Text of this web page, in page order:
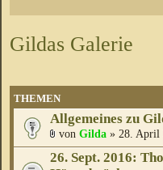
Gildas Galerie
THEMEN
Allgemeines zu
von Gilda » 28. April
26. Sept. 2016: